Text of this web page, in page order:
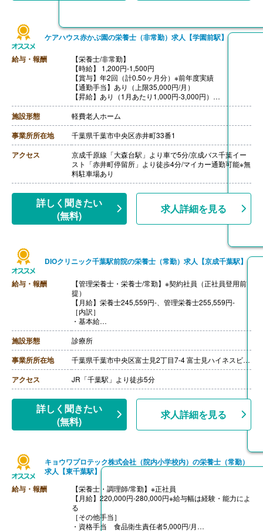
ケアハウス赤かぶ園の栄養士（非常勤）求人【学園前駅】
給与・報酬
【栄養士/非常勤】
【時給】 1,200円-1,500円
【賞与】年2回（計0.50ヶ月分）※前年度実績
【通勤手当】あり（上限35,000円/月）
【昇給】あり（1月あたり1,000円-3,000円）
【退職金】あり※退職金共済加入
施設形態 軽費老人ホーム
事業所所在地 千葉県千葉市中央区赤井町33番1
アクセス
京成千原線「大森台駅」より車で5分/京成バス千葉イー
スト「赤井町停留所」より徒歩4分/マイカー通勤可能※無
料駐車場あり
詳しく聞きたい
(無料)
求人詳細を見る
DIOクリニック千葉駅前院の栄養士（常勤）求人【京成千葉駅】
給与・報酬
【管理栄養士・栄養士/常勤】※契約社員（正社員登用前
提）
【月給】栄養士245,559円-、管理栄養士255,559円-
［内訳］
・基本給
・資格手当 栄養士10,000円、管理栄養士20,000円（年
間休日110日の場合）
・固定残業代 20時間-45時間分
※役職によって異なります。
※給与は求職者様の経験・能力・前職の給与を総合的に
鑑みて決定します。
［その他手当］
月）
・健康診断手当
・勤続手当
・書籍購入手当
【昇給】年2回
【退職金】なし
※年収例:
23歳・経験1年の場合 月給250,000円、年収3,500,000
円
28歳・経験4年の場合 月給280,000円、年収3,950,000
円
施設形態 診療所
事業所所在地 千葉県千葉市中央区富士見2丁目7-4 富士見ハイネスビル5F
アクセス JR「千葉駅」より徒歩5分
詳しく聞きたい
(無料)
求人詳細を見る
キョウワプロテック株式会社（院内小学校内）の栄養士（常勤）
求人【東千葉駅】
給与・報酬
【栄養士・調理師/常勤】※正社員
【月給】220,000円‐280,000円※給与幅は経験・能力によ
る
［その他手当］
・資格手当 食品衛生責任者5,000円/月